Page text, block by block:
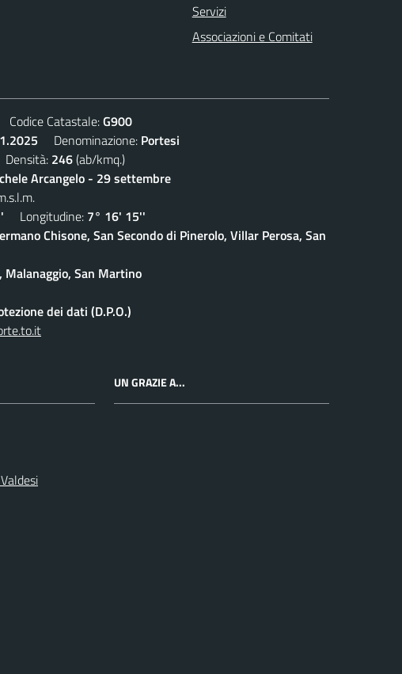
Servizi
Associazioni e Comitati
Codice Catastale:G900
Denominazione: Portesi
246(ab/kmq.)
Arcangelo - 29 settembre
Longitudine: 7° 16' 15''
Chisone, San Secondo di Pinerolo, Villar Perosa, San
Malanaggio, San Martino
dei dati (D.P.O.)
UN GRAZIE A...